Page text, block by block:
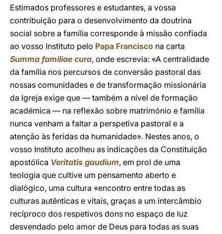
Estimados professores e estudantes, a vossa
contribuição para o desenvolvimento da doutrina
social sobre a família corresponde à missão confiada
ao vosso Instituto pelo Papa Francisco na carta
Summa familiae cura, onde escrevia: «A centralidade
da família nos percursos de conversão pastoral das
nossas comunidades e de transformação missionária
da Igreja exige que — também a nível de formação
académica — na reflexão sobre matrimónio e família
nunca venham a faltar a perspetiva pastoral e a
atenção às feridas da humanidade». Nestes anos, o
vosso Instituto acolheu as indicações da Constituição
apostólica Veritatis gaudium, em prol de uma
teologia que cultive um pensamento aberto e
dialógico, uma cultura «encontro entre todas as
culturas autênticas e vitais, graças a um intercâmbio
recíproco dos respetivos dons no espaço de luz
desvendado pelo amor de Deus para todas as suas